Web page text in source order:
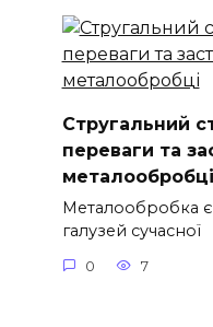
Стругальний
переваги та
металообробці
Металообробка
галузей сучасної
0 7